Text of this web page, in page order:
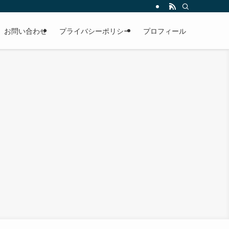
お問い合わせ プライバシーポリシー プロフィール